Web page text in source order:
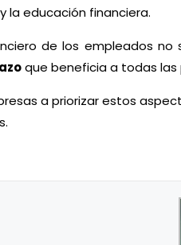
la educación financiera.
de los empleados
que beneficia a todas las
a priorizar estos